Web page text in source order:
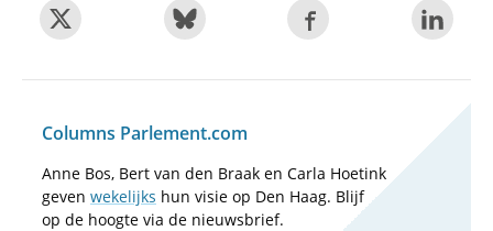
Columns Parlement.com
Anne Bos, Bert van den Braak en Carla Hoetink
geven wekelijks hun visie op Den Haag. Blijf
op de hoogte via de nieuwsbrief.